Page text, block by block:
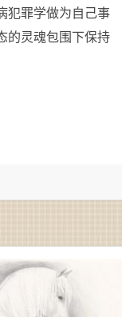
犯罪学做为自己事
的灵魂包围下保持